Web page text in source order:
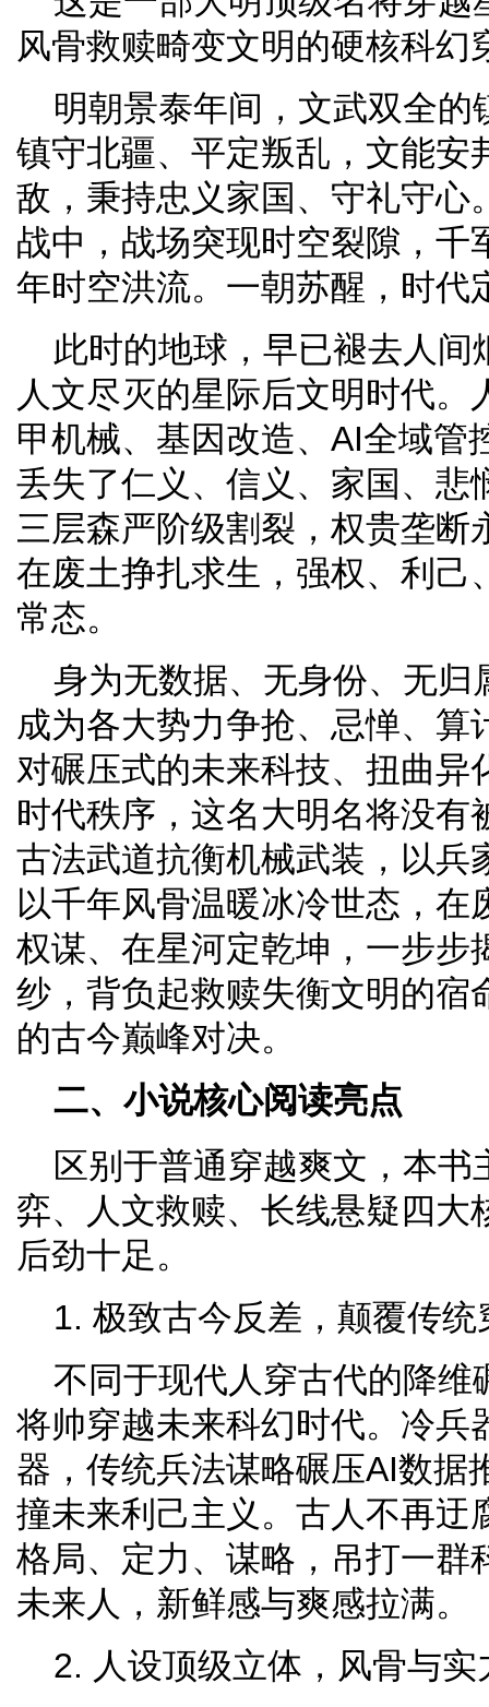
风骨救赎畸变文明的硬核科幻
明朝景泰年间，文武双全的
镇守北疆、平定叛乱，文能安
敌，秉持忠义家国、守礼守心
战中，战场突现时空裂隙，千
年时空洪流。一朝苏醒，时代
此时的地球，早已褪去人
人文尽灭的星际后文明时代。
甲机械、基因改造、AI全域管
丢失了仁义、信义、家国、悲
三层森严阶级割裂，权贵垄断
在废土挣扎求生，强权、利己
常态。
身为无数据、无身份、无归
成为各大势力争抢、忌惮、算
对碾压式的未来科技、扭曲异
时代秩序，这名大明名将没有
古法武道抗衡机械武装，以兵
以千年风骨温暖冰冷世态，在
权谋、在星河定乾坤，一步步
纱，背负起救赎失衡文明的宿
的古今巅峰对决。
二、小说核心阅读亮点
区别于普通穿越爽文，本
弈、人文救赎、长线悬疑四大
后劲十足。
1. 极致古今反差，颠覆传统
不同于现代人穿古代的降维
将帅穿越未来科幻时代。冷兵
器，传统兵法谋略碾压AI数据
撞未来利己主义。古人不再迂
格局、定力、谋略，吊打一群
未来人，新鲜感与爽感拉满。
2. 人设顶级立体，风骨与实